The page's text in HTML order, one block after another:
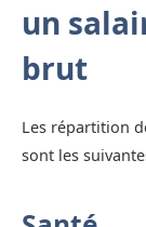
un
brut
Les répartition
sont les